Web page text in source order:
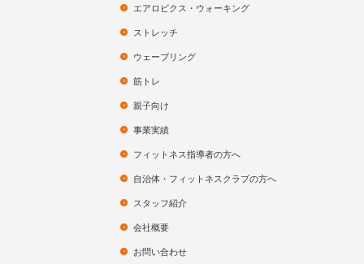
エアロビクス・ウォーキング
ストレッチ
ウェーブリング
筋トレ
親子向け
事業実績
フィットネス指導者の方へ
自治体・フィットネスクラブの方へ
スタッフ紹介
会社概要
お問い合わせ